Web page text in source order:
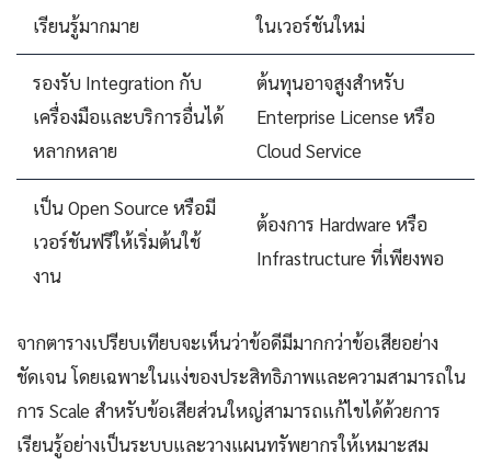
เรียนรู้มากมาย
ในเวอร์ชันใหม่
รองรับ Integration กับ
เครื่องมือและบริการอื่นได้
หลากหลาย
ต้นทุนอาจสูงสำหรับ
Enterprise License หรือ
Cloud Service
เป็น Open Source หรือมี
เวอร์ชันฟรีให้เริ่มต้นใช้
งาน
ต้องการ Hardware หรือ
Infrastructure ที่เพียงพอ
จากตารางเปรียบเทียบจะเห็นว่าข้อดีมีมากกว่าข้อเสียอย่าง
ชัดเจน โดยเฉพาะในแง่ของประสิทธิภาพและความสามารถใน
การ Scale สำหรับข้อเสียส่วนใหญ่สามารถแก้ไขได้ด้วยการ
เรียนรู้อย่างเป็นระบบและวางแผนทรัพยากรให้เหมาะสม